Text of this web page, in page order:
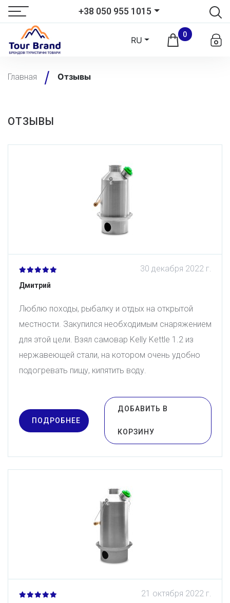
+38 050 955 1015
RU
0
Главная Отзывы
ОТЗЫВЫ
Дмитрий
30 декабря 2022 г.
Люблю походы, рыбалку и отдых на открытой
местности. Закупился необходимым снаряжением
для этой цели. Взял самовар Kelly Kettle 1.2 из
нержавеющей стали, на котором очень удобно
подогревать пищу, кипятить воду.
ПОДРОБНЕЕ
ДОБАВИТЬ В
КОРЗИНУ
21 октября 2022 г.